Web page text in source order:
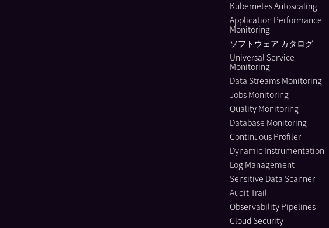
Kubernetes Autoscaling
Application Performance
Monitoring
ソフトウェア カタログ
Universal Service
Monitoring
Data Streams Monitoring
Jobs Monitoring
Quality Monitoring
Database Monitoring
Continuous Profiler
Dynamic Instrumentation
Log Management
Sensitive Data Scanner
Audit Trail
Observability Pipelines
Cloud Security